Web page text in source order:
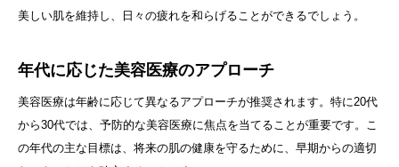
美しい肌を維持し、日々の疲れを和らげることができるでしょう。
年代に応じた美容医療のアプローチ
美容医療は年齢に応じて異なるアプローチが推奨されます。特に20代
から30代では、予防的な美容医療に焦点を当てることが重要です。こ
の年代の主な目標は、将来の肌の健康を守るために、早期からの適切